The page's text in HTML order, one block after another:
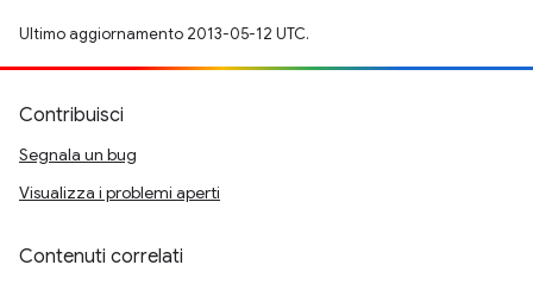
Ultimo aggiornamento 2013-05-12 UTC.
Contribuisci
Segnala un bug
Visualizza i problemi aperti
Contenuti correlati